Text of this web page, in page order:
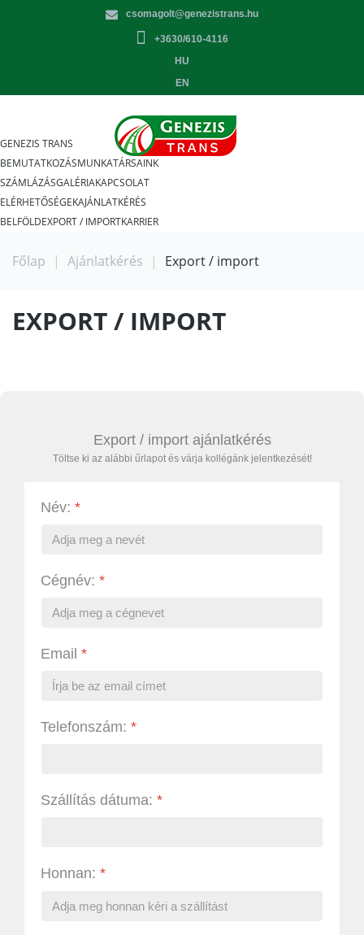
csomagolt@genezistrans.hu
+3630/610-4116
HU
EN
GENEZIS TRANS
BEMUTATKOZÁSMUNKATÁRSAINK
SZÁMLÁZÁSGALÉRIAKAPCSOLAT
ELÉRHETŐSÉGEKAJÁNLATKÉRÉS
BELFÖLDEXPORT / IMPORTKARRIER
Főlap | Ajánlatkérés | Export / import
EXPORT / IMPORT
Export / import ajánlatkérés
Töltse ki az alábbi űrlapot és várja kollégánk jelentkezését!
Név: *
Cégnév: *
Email *
Telefonszám: *
Szállítás dátuma: *
Honnan: *